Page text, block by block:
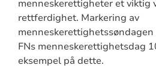
menneskerettigheter et viktig
rettferdighet. Markering av
FNs menneskerettighetsdag
eksempel på dette.